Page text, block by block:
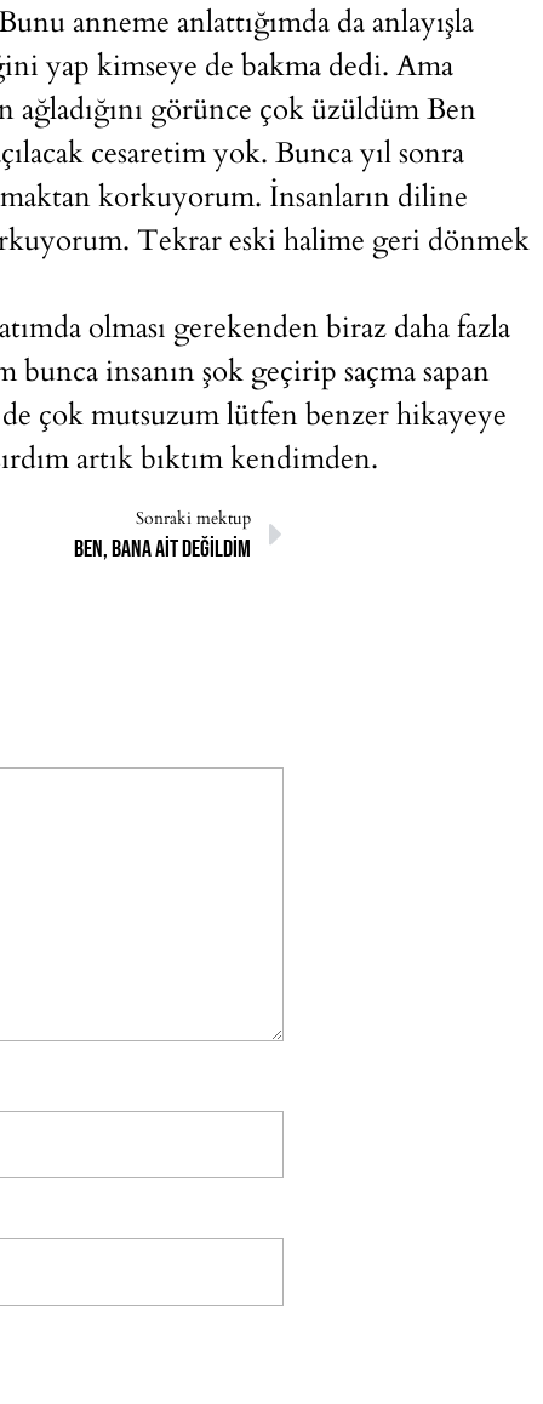
anneme anlattığımda da anlayışla
yap kimseye de bakma dedi. Ama
ağladığını görünce çok üzüldüm Ben
cesaretim yok. Bunca yıl sonra
korkuyorum. İnsanların diline
Tekrar eski halime geri dönmek
olması gerekenden biraz daha fazla
insanın şok geçirip saçma sapan
çok mutsuzum lütfen benzer hikayeye
artık bıktım kendimden.
Sonraki mektup
Ben, bana ait değildim